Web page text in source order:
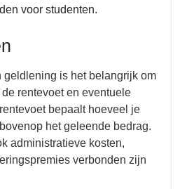
voor studenten.
geldlening is het belangrijk om
rentevoet en eventuele
bepaalt hoeveel je
het geleende bedrag.
administratieve kosten,
verbonden zijn